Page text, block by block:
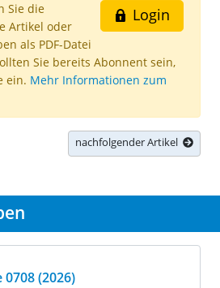
Login
Sie die
Artikel oder
als PDF-Datei
Sie bereits Abonnent sein,
ein. Mehr Informationen zum
nachfolgender Artikel
0708 (2026)